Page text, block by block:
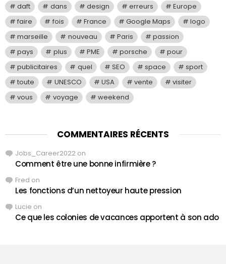
daft
dans design erreurs
Europe
faire
fois France Google Maps
logo
marseille
nouveau Paris
passion
pays
plus PME porsche
pour
publicitaires
quel SEO space
sport
toute
UNESCO USA vente
visiter
vous
voyage weekend
COMMENTAIRES RÉCENTS
Jobs_Career2022 on
Comment être une bonne infirmière ?
Fred on
Les fonctions d’un nettoyeur haute pression
Lucie on
Ce que les colonies de vacances apportent à son ado